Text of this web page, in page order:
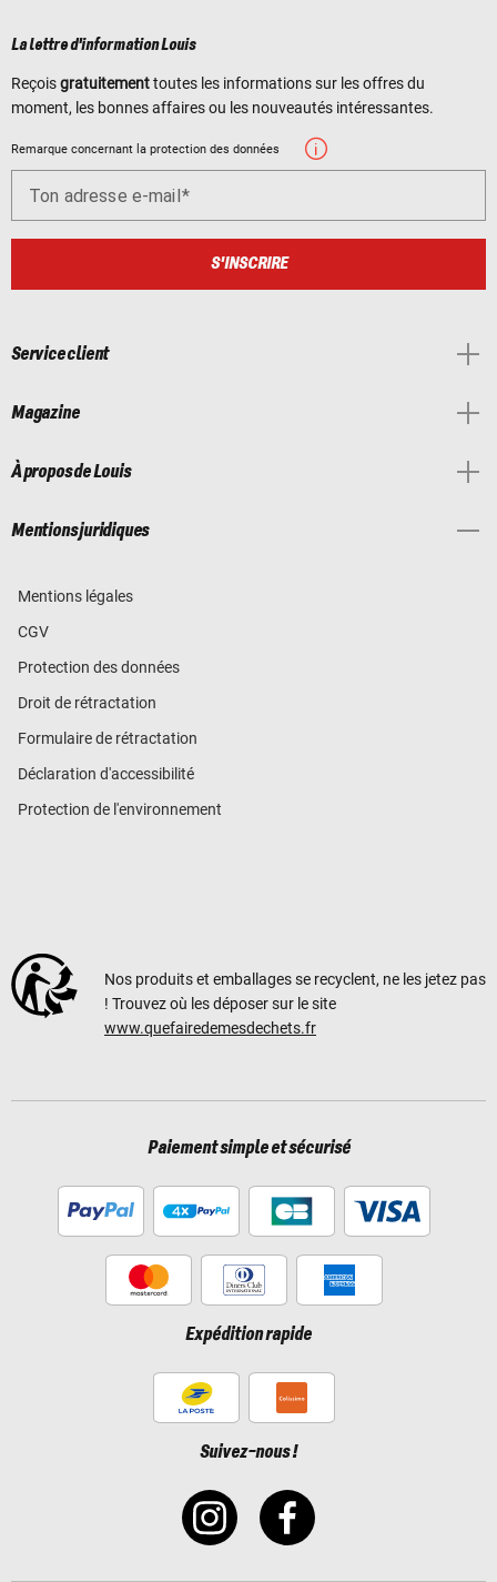
La lettre d'information Louis
Reçoisgratuitementtoutes les informations sur les offres du
moment, les bonnes affaires ou les nouveautés intéressantes.
Remarque concernant la protection des données
Ton adresse e-mail
S'INSCRIRE
Service client
Magazine
À propos de Louis
Mentions juridiques
Mentions légales
CGV
Protection des données
Droit de rétractation
Formulaire de rétractation
Déclaration d'accessibilité
Protection de l'environnement
Nos produits et emballages se recyclent, ne les jetez pas
! Trouvez où les déposer sur le site
www.quefairedemesdechets.fr
Paiement simple et sécurisé
Expédition rapide
Suivez-nous !